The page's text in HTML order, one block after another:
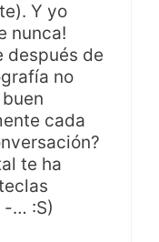
Y yo
nunca!
después de
no
cada
te ha
-… :S)